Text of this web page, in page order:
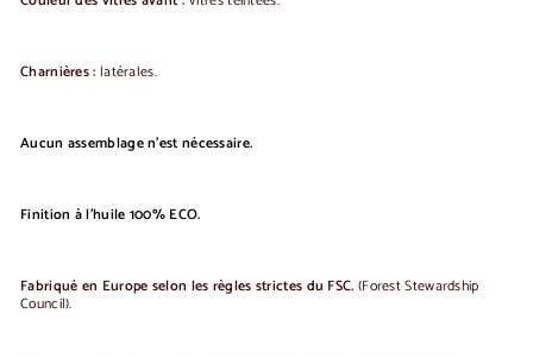
Charnières : latérales.
Aucun assemblage n'est nécessaire.
Finition à l'huile 100% ECO.
Fabriqué en Europe selon les règles strictes du FSC. (Forest Stewardship
Council).